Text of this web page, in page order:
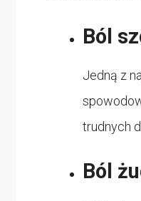
Ból
Jedną z
trudnych
Ból